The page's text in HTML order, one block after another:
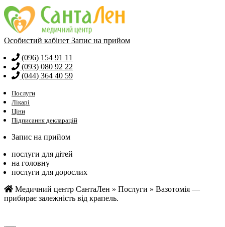
Особистий кабінет Запис на прийом
(096) 154 91 11
(093) 080 92 22
(044) 364 40 59
Послуги
Лікарі
Ціни
Підписання декларацій
Запис на прийом
послуги для дітей
на головну
послуги для дорослих
Медичний центр СантаЛен » Послуги » Вазотомія —
прибирає залежність від крапель.